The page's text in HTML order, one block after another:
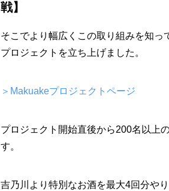
戦】
そこでより幅広くこの取り組みを知っ
プロジェクトを立ち上げました。
＞Makuakeプロジェクトページ
プロジェクト開始直後から200名以上
す。
吉乃川より特別なお酒を最大4回分や